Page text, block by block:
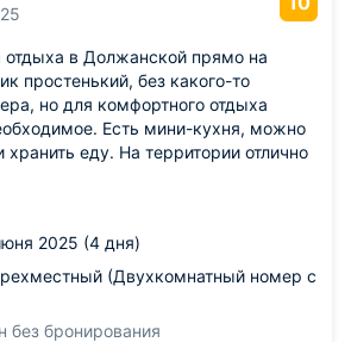
отдыха в Должанской прямо на
простенький, без какого-то
но для комфортного отдыха
Есть мини-кухня, можно
хранить еду. На территории отлично
не сложно, вообще есть
2025 (4 дня)
(Двухкомнатный номер с
без бронирования